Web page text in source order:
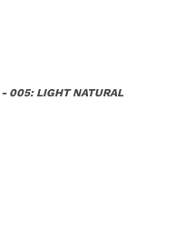
- 005: LIGHT NATURAL